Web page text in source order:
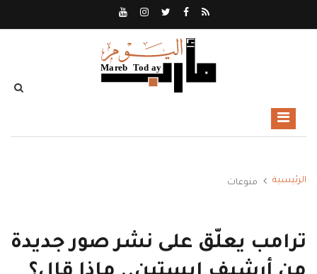
الرئيسية منوعات
ترامب يعلّق على نشر صور جديدة